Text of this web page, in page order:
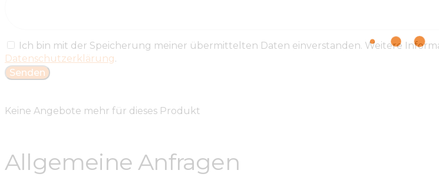
Ich bin mit der Speicherung meiner übermittelten Daten einverstanden. Weitere
Datenschutzerklärung.
Keine Angebote mehr für dieses Produkt
Allgemeine Anfragen